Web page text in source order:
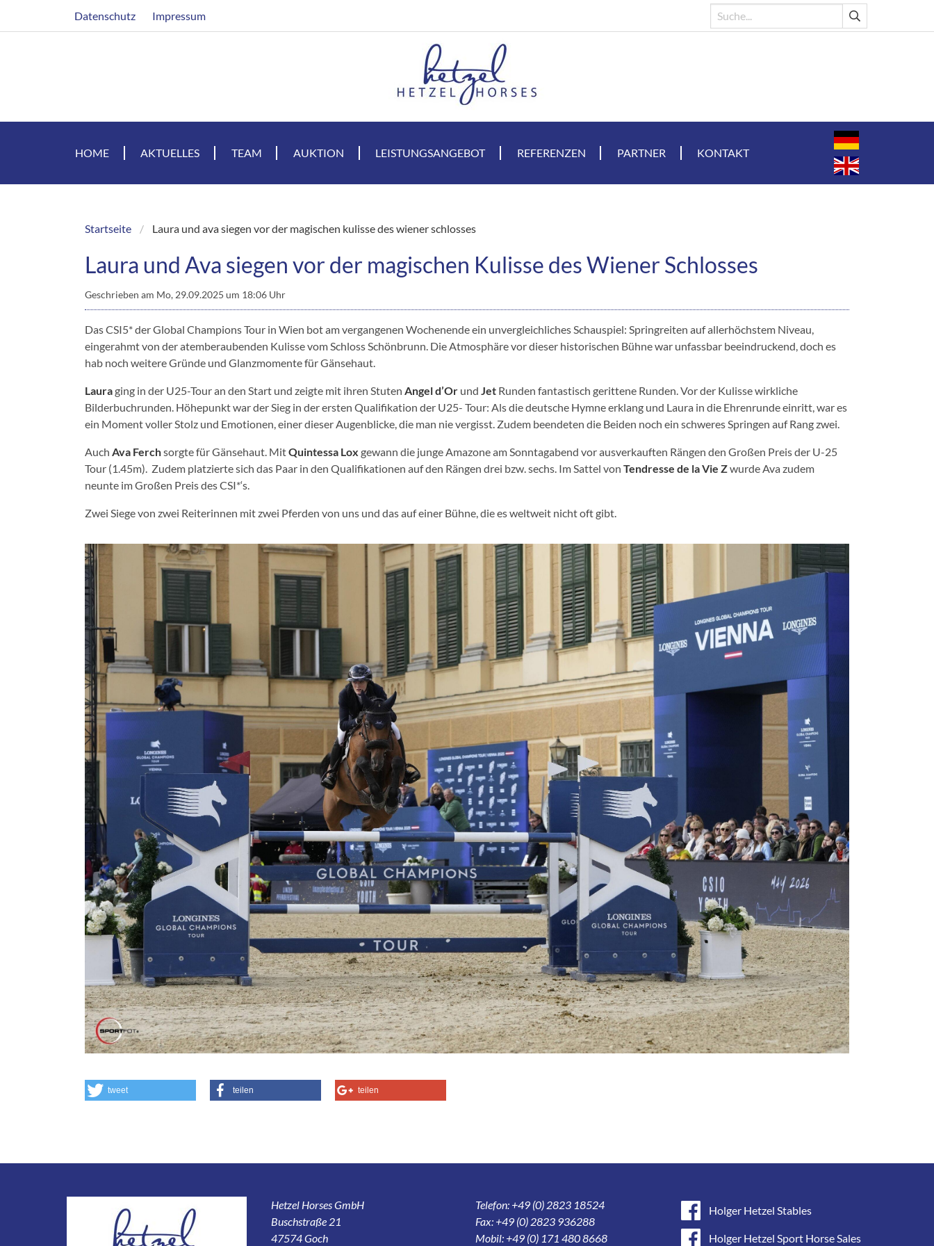
Datenschutz Impressum
HOME AKTUELLES TEAM AUKTION LEISTUNGSANGEBOT REFERENZEN PARTNER KONTAKT
Breadcrumb
Startseite Laura und ava siegen vor der magischen kulisse des wiener schlosses
Laura und Ava siegen vor der magischen Kulisse des Wiener Schlosses
Geschrieben am Mo, 29.09.2025 um 18:06 Uhr
Das CSI5* der Global Champions Tour in Wien bot am vergangenen Wochenende ein unvergleichliches Schauspiel: Springreiten auf allerhöchstem Niveau,
eingerahmt von der atemberaubenden Kulisse vom Schloss Schönbrunn. Die Atmosphäre vor dieser historischen Bühne war unfassbar beeindruckend, doch es
hab noch weitere Gründe und Glanzmomente für Gänsehaut.
Lauraging in der U25-Tour an den Start und zeigte mit ihren Stuten Angel d’Or und Jet Runden fantastisch gerittene Runden. Vor der Kulisse wirkliche
Bilderbuchrunden. Höhepunkt war der Sieg in der ersten Qualifikation der U25- Tour: Als die deutsche Hymne erklang und Laura in die Ehrenrunde einritt, war es
ein Moment voller Stolz und Emotionen, einer dieser Augenblicke, die man nie vergisst. Zudem beendeten die Beiden noch ein schweres Springen auf Rang zwei.
Auch Ava Ferchsorgte für Gänsehaut. MitQuintessa Lox gewann die junge Amazone am Sonntagabend vor ausverkauften Rängen den Großen Preis der U-25
Tour (1.45m). Zudem platzierte sich das Paar in den Qualifikationen auf den Rängen drei bzw. sechs. Im Sattel von Tendresse de la Vie Zwurde Ava zudem
neunte im Großen Preis des CSI*‘s.
Zwei Siege von zwei Reiterinnen mit zwei Pferden von uns und das auf einer Bühne, die es weltweit nicht oft gibt.
tweet teilen teilen
Hetzel Horses GmbH
Buschstraße 21
47574 Goch
Telefon: +49 (0) 2823 18524
Fax: +49 (0) 2823 936288
Mobil: +49 (0) 171 480 8668
Holger Hetzel Stables
Holger Hetzel Sport Horse Sales